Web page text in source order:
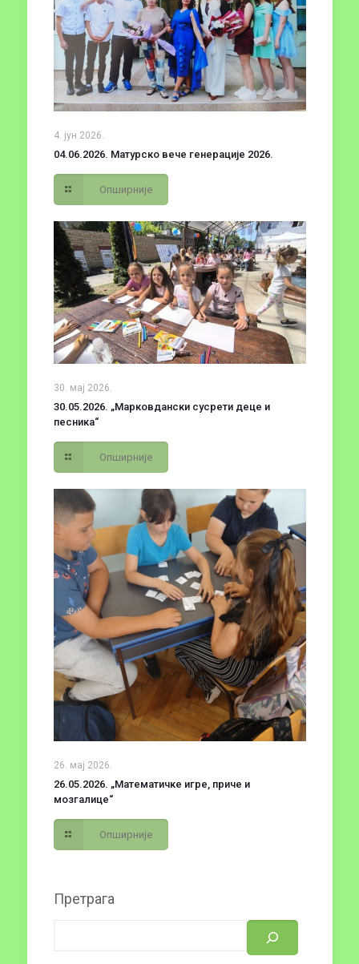
4. јун 2026.
04.06.2026. Матурско вече генерације 2026.
Опширније
30. мај 2026.
30.05.2026. „Марковдански сусрети деце и
песника“
Опширније
26. мај 2026.
26.05.2026. „Математичке игре, приче и
мозгалице“
Опширније
Претрага